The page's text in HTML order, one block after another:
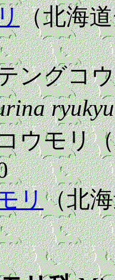
（北海
ングコ
ウモリ
リ（北